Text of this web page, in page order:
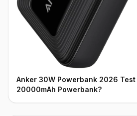
Anker 30W Powerbank 2026
20000mAh Powerbank?